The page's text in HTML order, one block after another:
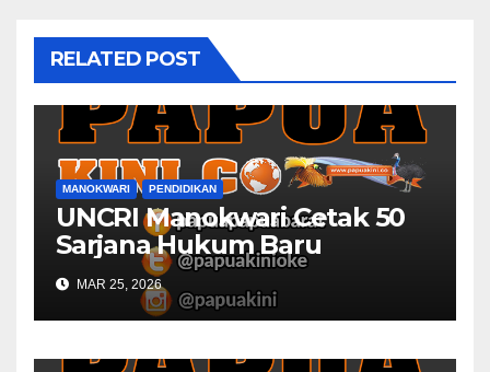
RELATED POST
MANOKWARI PENDIDIKAN
UNCRI Manokwari Cetak 50
Sarjana Hukum Baru
MAR 25, 2026